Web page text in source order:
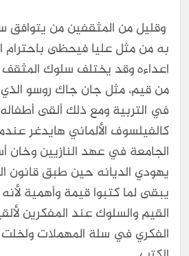
وقليل من المثقفين من يتوافق
به من مثل عليا فيحظى باحترام
اعداءه وقد يختلف سلوك
من قيم، مثل جان جاك روسو الذي
في التربية ومع ذلك ألقى
كالفيلسوف الألماني هايدغر
الجامعة في عهد النازيين وخان
يهودي الديانه حين طبق قانون
يبقى لما كتبوا قيمة وأهمية
القيم والسلوك عند المفكرين
الفكري في سلة المهملات